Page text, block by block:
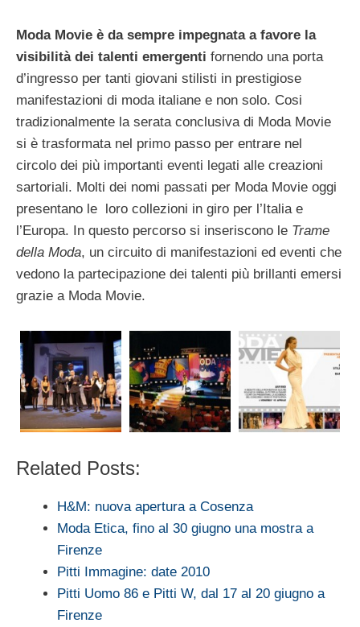
Moda Movie è da sempre impegnata a favore la
visibilità dei talenti emergenti fornendo una porta
d’ingresso per tanti giovani stilisti in prestigiose
manifestazioni di moda italiane e non solo. Cosi
tradizionalmente la serata conclusiva di Moda Movie
si è trasformata nel primo passo per entrare nel
circolo dei più importanti eventi legati alle creazioni
sartoriali. Molti dei nomi passati per Moda Movie oggi
presentano le loro collezioni in giro per l’Italia e
l’Europa. In questo percorso si inseriscono le Trame
della Moda, un circuito di manifestazioni ed eventi che
vedono la partecipazione dei talenti più brillanti emersi
grazie a Moda Movie.
Related Posts:
H&M: nuova apertura a Cosenza
Moda Etica, fino al 30 giugno una mostra a
Firenze
Pitti Immagine: date 2010
Pitti Uomo 86 e Pitti W, dal 17 al 20 giugno a
Firenze